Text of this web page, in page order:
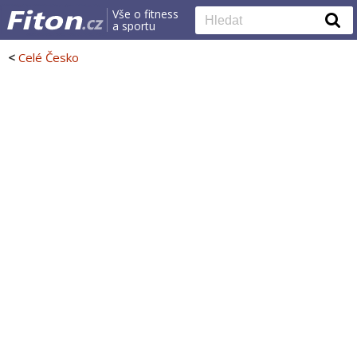
Vše o fitness
a sportu
< Celé Česko